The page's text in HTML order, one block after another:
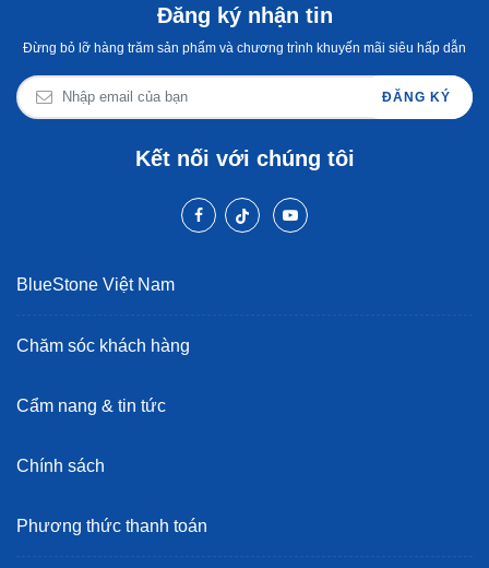
Đăng ký nhận tin
Đừng bỏ lỡ hàng trăm sản phẩm và chương trình khuyến mãi siêu hấp dẫn
ĐĂNG KÝ
Kết nối với chúng tôi
BlueStone Việt Nam
Chăm sóc khách hàng
Cẩm nang & tin tức
Chính sách
Phương thức thanh toán